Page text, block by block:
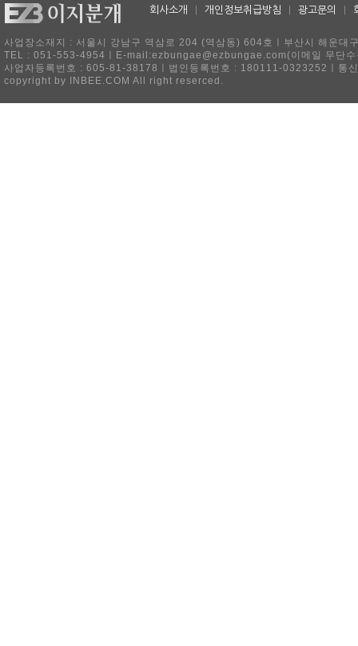
회사소개 개인정보취급방침 광고문의
사업장소재지 : 서울시 강남구 역삼로 204 (역삼동) 604호ㅣ부산시 해운
TEL : 051-553-4954ㅣE-mail:ezbungae@ezbungae.com(이메일 무단수
사업자등록번호 : 605-81-38178ㅣ법인등록번호 : 180111-0323252ㅣ통
copyright by INBEE.COM All right reserced.